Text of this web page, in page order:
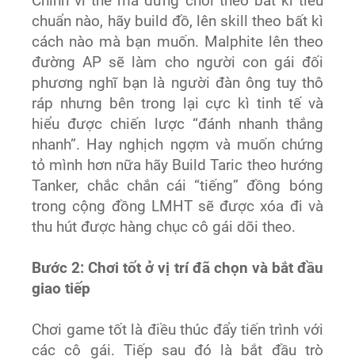
chuẩn nào, hãy build đồ, lên skill theo bất kì
cách nào mà bạn muốn. Malphite lên theo
đường AP sẽ làm cho người con gái đối
phương nghĩ bạn là người đàn ông tuy thô
ráp nhưng bên trong lại cực kì tinh tế và
hiểu được chiến lược “đánh nhanh thắng
nhanh”. Hay nghịch ngợm và muốn chứng
tỏ mình hơn nữa hãy Build Taric theo hướng
Tanker, chắc chắn cái “tiếng” đồng bóng
trong cộng đồng LMHT sẽ được xóa đi và
thu hút được hàng chục cô gái dõi theo.
Bước 2: Chơi tốt ở vị trí đã chọn và bắt đầu
giao tiếp
Chơi game tốt là điều thúc đẩy tiến trình với
các cô gái. Tiếp sau đó là bắt đầu trò